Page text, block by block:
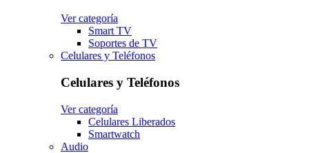
Ver categoría
Smart TV
Soportes de TV
Celulares y Teléfonos
Celulares y Teléfonos
Ver categoría
Celulares Liberados
Smartwatch
Audio